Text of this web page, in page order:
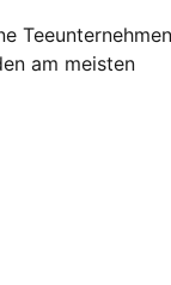
Teeunternehmen
am meisten